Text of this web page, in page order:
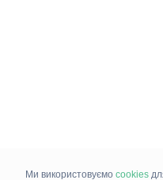
Ми використовуємо cookies